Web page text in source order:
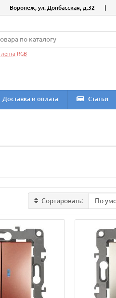
Воронеж, ул. Донбасская, д.32 |
RGB
Доставка и оплата Статьи
Сортировать: